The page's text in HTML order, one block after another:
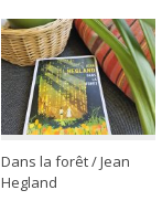
Dans la forêt / Jean
Hegland